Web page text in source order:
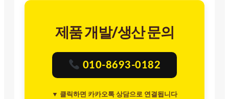
제품 개발/생산 문의
010-8693-0182
▼ 클릭하면 카카오톡 상담으로 연결됩니다